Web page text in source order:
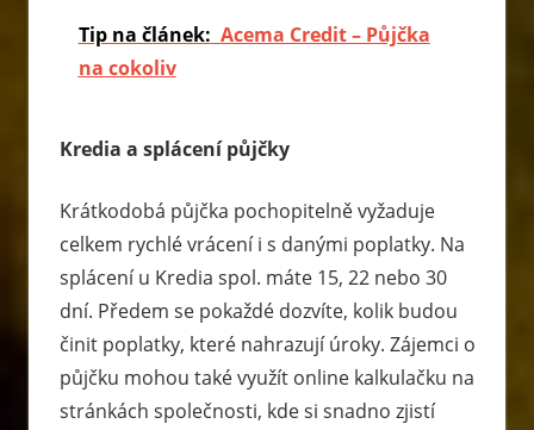
Tip na článek: Acema Credit – Půjčka
na cokoliv
Kredia a splácení půjčky
Krátkodobá půjčka pochopitelně vyžaduje
celkem rychlé vrácení i s danými poplatky. Na
splácení u Kredia spol. máte 15, 22 nebo 30
dní. Předem se pokaždé dozvíte, kolik budou
činit poplatky, které nahrazují úroky. Zájemci o
půjčku mohou také využít online kalkulačku na
stránkách společnosti, kde si snadno zjistí